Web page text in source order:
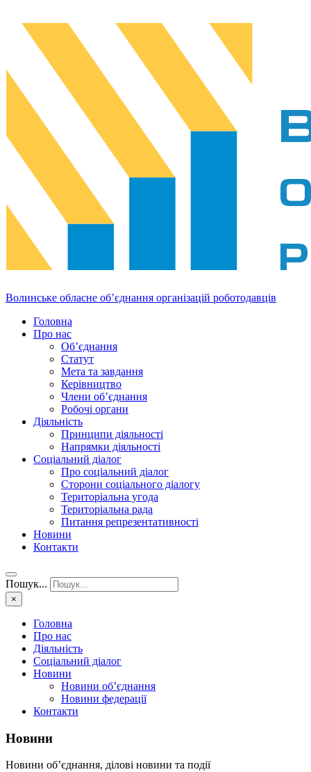
Волинське обласне об’єднання організацій роботодавців
Головна
Про нас
Об’єднання
Статут
Мета та завдання
Керівництво
Члени об’єднання
Робочі органи
Діяльність
Принципи діяльності
Напрямки діяльності
Соціальний діалог
Про соціальний діалог
Сторони соціального діалогу
Територіальна угода
Територіальна рада
Питання репрезентативності
Новини
Контакти
Пошук...
×
Головна
Про нас
Діяльність
Соціальний діалог
Новини
Новини об’єднання
Новини федерації
Контакти
Новини
Новини об’єднання, ділові новини та події